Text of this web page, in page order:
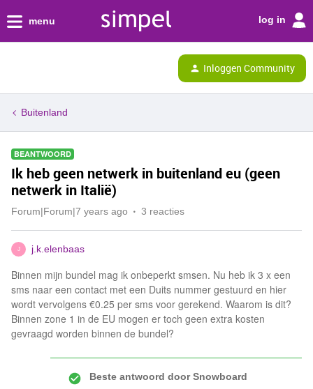
menu log in
Inloggen Community
Buitenland
BEANTWOORD
Ik heb geen netwerk in buitenland eu (geen
netwerk in Italië)
Forum|Forum|7 years ago 3 reacties
J j.k.elenbaas
Binnen mijn bundel mag ik onbeperkt smsen. Nu heb ik 3 x een
sms naar een contact met een Duits nummer gestuurd en hier
wordt vervolgens €0.25 per sms voor gerekend. Waarom is dit?
Binnen zone 1 in de EU mogen er toch geen extra kosten
gevraagd worden binnen de bundel?
Beste antwoord doorSnowboard